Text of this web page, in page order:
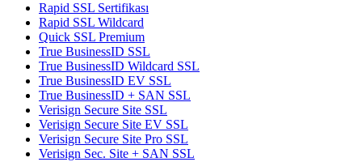
Rapid SSL Sertifikası
Rapid SSL Wildcard
Quick SSL Premium
True BusinessID SSL
True BusinessID Wildcard SSL
True BusinessID EV SSL
True BusinessID + SAN SSL
Verisign Secure Site SSL
Verisign Secure Site EV SSL
Verisign Secure Site Pro SSL
Verisign Sec. Site + SAN SSL